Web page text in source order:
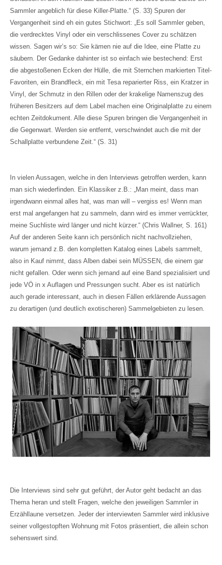
Sammler angeblich für diese Killer-Platte.“ (S. 33) Spuren der
Vergangenheit sind eh ein gutes Stichwort: „Es soll Sammler geben,
die verdrecktes Vinyl oder ein verschlissenes Cover zu schätzen
wissen. Sagen wir’s so: Sie kämen nie auf die Idee, eine Platte zu
säubern. Der Gedanke dahinter ist so einfach wie bestechend: Erst
die abgestoßenen Ecken der Hülle, die mit Sternchen markierten Titel-
Favoriten, ein Brandfleck, ein mit Tesa reparierter Riss, ein Kratzer in
Vinyl, der Schmutz in den Rillen oder der krakelige Namenszug des
früheren Besitzers auf dem Label machen eine Originalplatte zu einem
echten Zeitdokument. Alle diese Spuren bringen die Vergangenheit in
die Gegenwart. Werden sie entfernt, verschwindet auch die mit der
Schallplatte verbundene Zeit.“ (S. 31)
In vielen Aussagen, welche in den Interviews getroffen werden, kann
man sich wiederfinden. Ein Klassiker z.B.: „Man meint, dass man
irgendwann einmal alles hat, was man will – vergiss es! Wenn man
erst mal angefangen hat zu sammeln, dann wird es immer verrückter,
meine Suchliste wird länger und nicht kürzer.“ (Chris Wallner, S. 161)
Auf der anderen Seite kann ich persönlich nicht nachvollziehen,
warum jemand z.B. den kompletten Katalog eines Labels sammelt,
also in Kauf nimmt, dass Alben dabei sein MÜSSEN, die einem gar
nicht gefallen. Oder wenn sich jemand auf eine Band spezialisiert und
jede VÖ in x Auflagen und Pressungen sucht. Aber es ist natürlich
auch gerade interessant, auch in diesen Fällen erklärende Aussagen
zu derartigen (und deutlich exotischeren) Sammelgebieten zu lesen.
Die Interviews sind sehr gut geführt, der Autor geht bedacht an das
Thema heran und stellt Fragen, welche den jeweiligen Sammler in
Erzähllaune versetzen. Jeder der interviewten Sammler wird inklusive
seiner vollgestopften Wohnung mit Fotos präsentiert, die allein schon
sehenswert sind.